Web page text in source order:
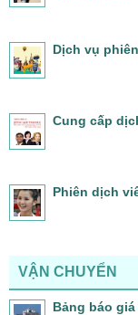
Dịch vụ
Cung cấp
Phiên dịch
VẬN CHUYỂN
Bảng báo